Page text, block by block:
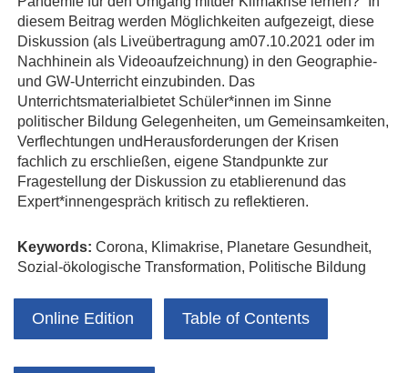
diesem Beitrag werden Möglichkeiten aufgezeigt, diese
Diskussion (als Liveübertragung am07.10.2021 oder im
Nachhinein als Videoaufzeichnung) in den Geographie-
und GW-Unterricht einzubinden. Das
Unterrichtsmaterialbietet Schüler*innen im Sinne
politischer Bildung Gelegenheiten, um Gemeinsamkeiten,
Verflechtungen undHerausforderungen der Krisen
fachlich zu erschließen, eigene Standpunkte zur
Fragestellung der Diskussion zu etablierenund das
Expert*innengespräch kritisch zu reflektieren.
Keywords: Corona, Klimakrise, Planetare Gesundheit,
Sozial-ökologische Transformation, Politische Bildung
Online Edition Table of Contents